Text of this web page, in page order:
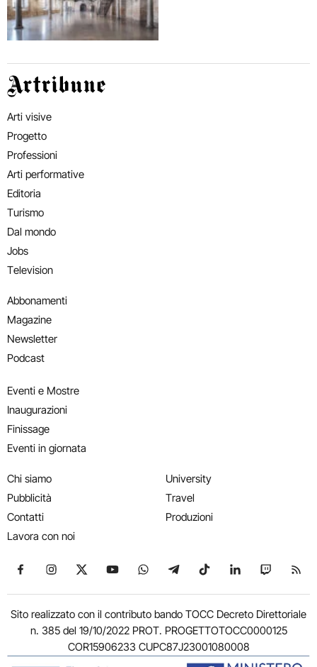
Artribune
Arti visive
Progetto
Professioni
Arti performative
Editoria
Turismo
Dal mondo
Jobs
Television
Abbonamenti
Magazine
Newsletter
Podcast
Eventi e Mostre
Inaugurazioni
Finissage
Eventi in giornata
Chi siamo
Pubblicità
Contatti
Lavora con noi
University
Travel
Produzioni
Seguici su Facebook
Seguici su Instagram
Seguici su X
Seguici su YouTube
Seguici su WhatsApp
Seguici su Telegram
Seguici su TikTok
Seguici su
Seguici
Sito realizzato con il contributo bando TOCC Decreto Direttoriale
n. 385 del 19/10/2022 PROT. PROGETTOTOCC0000125
COR15906233 CUPC87J23001080008